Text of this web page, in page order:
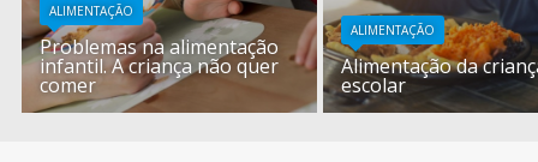
ALIMENTAÇÃO
Problemas na alimentação
infantil. A criança não quer
comer
ALIMENTAÇÃO
Alimentação da
escolar